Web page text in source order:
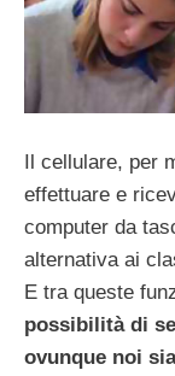
Il cellulare, per
effettuare e
computer da
alternativa ai
E tra queste
possibilità di
ovunque noi